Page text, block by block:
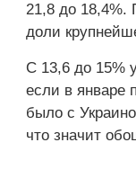
21,8 до 18,4%.
доли
С 13,6 до 15%
если в январе
было с
что значит